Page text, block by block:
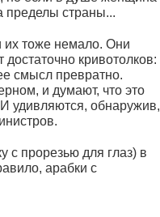
пределы страны...
их тоже немало. Они
кривотолков:
смысл превратно.
и думают, что это
удивляются, обнаружив,
с прорезью для глаз) в
арабки с